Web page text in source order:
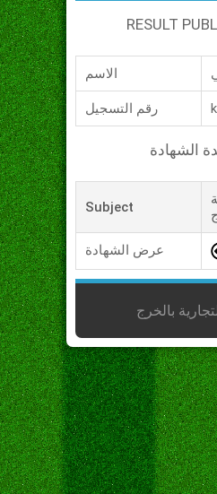
RESULT
الاسم
رقم التسجيل
الشهادة
Subject
عرض الشهادة
بالخرج